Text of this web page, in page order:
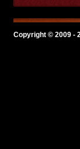
Copyright © 2009 -